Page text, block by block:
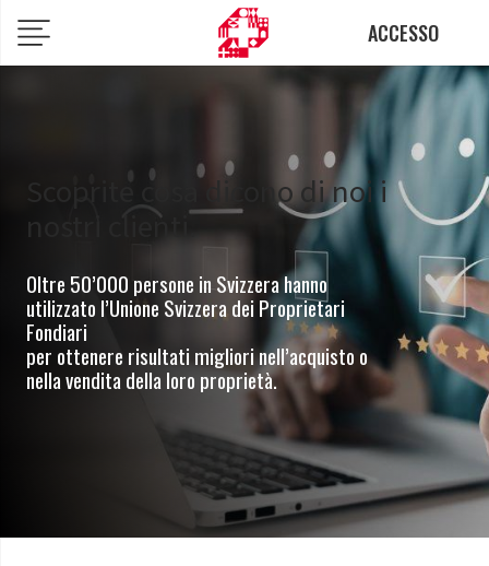
ACCESSO
Scoprite cosa dicono di noi i
nostri clienti.
Oltre 50’000 persone in Svizzera hanno
utilizzato l’Unione Svizzera dei Proprietari
Fondiari
per ottenere risultati migliori nell’acquisto o
nella vendita della loro proprietà.